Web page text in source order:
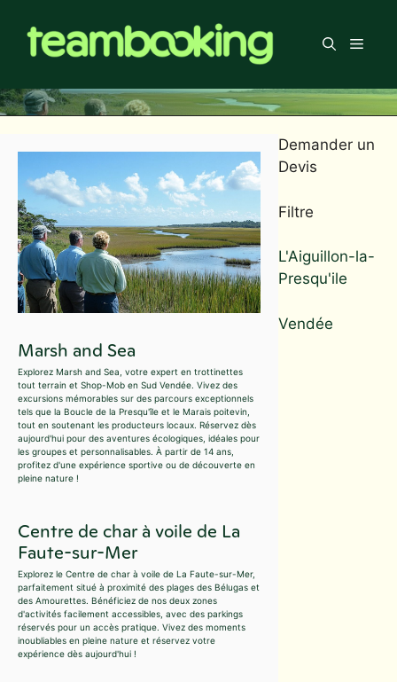
contenu
Menu
Marsh and Sea
Explorez Marsh and Sea, votre expert en trottinettes
tout terrain et Shop-Mob en Sud Vendée. Vivez des
excursions mémorables sur des parcours exceptionnels
tels que la Boucle de la Presqu'île et le Marais poitevin,
tout en soutenant les producteurs locaux. Réservez dès
aujourd'hui pour des aventures écologiques, idéales pour
les groupes et personnalisables. À partir de 14 ans,
profitez d'une expérience sportive ou de découverte en
pleine nature !
Centre de char à voile de La
Faute-sur-Mer
Explorez le Centre de char à voile de La Faute-sur-Mer,
parfaitement situé à proximité des plages des Bélugas et
des Amourettes. Bénéficiez de nos deux zones
d'activités facilement accessibles, avec des parkings
réservés pour un accès pratique. Vivez des moments
inoubliables en pleine nature et réservez votre
expérience dès aujourd'hui !
Demander un
Devis
Filtre
L'Aiguillon-la-
Presqu'ile
Vendée